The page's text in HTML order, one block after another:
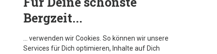
Bergzeit...
… verwenden wir Cookies. So können wir unsere
Services für Dich optimieren, Inhalte auf Dich